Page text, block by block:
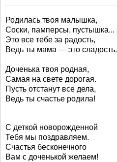
Родилась твоя малышка,
Соски, памперсы, пустышка...
Это все тебе за радость,
Ведь ты мама — это сладость.
Доченька твоя родная,
Самая на свете дорогая.
Пусть отстанут все дела,
Ведь ты счастье родила!
С деткой новорожденной
Тебя мы поздравляем.
Счастья бесконечного
Вам с доченькой желаем!